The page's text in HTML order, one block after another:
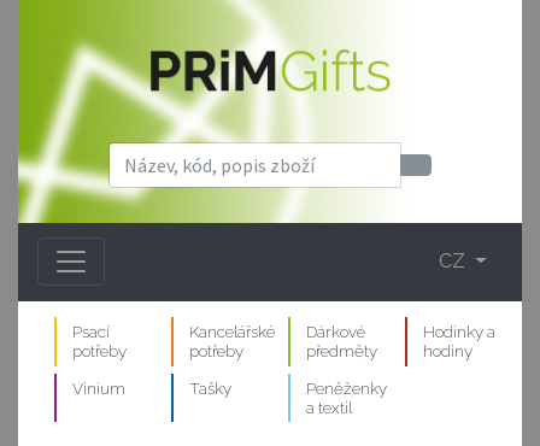
CZ
Psací
potřeby
Kancelářské
potřeby
Dárkové
předměty
Hodinky a
hodiny
Vinium
Tašky
Peněženky
a textil